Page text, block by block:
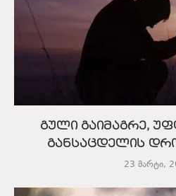
გული გაიმაგრე,
განსაცდელის
23 მარტი,